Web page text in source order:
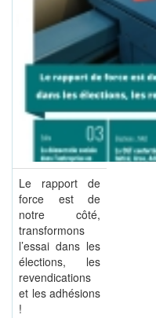
Le rapport de
force est de
notre côté,
transformons
l’essai dans les
élections, les
revendications
et les adhésions
!